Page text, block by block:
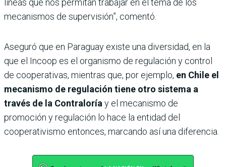
líneas que nos permitan trabajar en el tema de los
mecanismos de supervisión”, comentó.
Aseguró que en Paraguay existe una diversidad, en la
que el Incoop es el organismo de regulación y control
de cooperativas, mientras que, por ejemplo, en Chile el
mecanismo de regulación tiene otro sistema a
través de la Contraloría y el mecanismo de
promoción y regulación lo hace la entidad del
cooperativismo entonces, marcando así una diferencia.